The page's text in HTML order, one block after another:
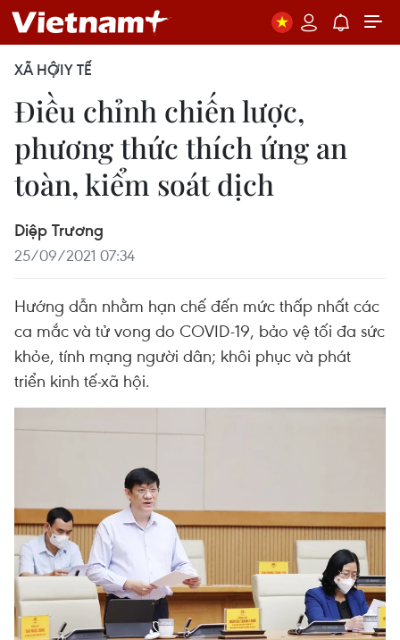
XÃ HỘIY TẾ
Điều chỉnh chiến lược,
phương thức thích ứng an
toàn, kiểm soát dịch
Diệp Trương
25/09/2021 07:34
Hướng dẫn nhằm hạn chế đến mức thấp nhất các
ca mắc và tử vong do COVID-19, bảo vệ tối đa sức
khỏe, tính mạng người dân; khôi phục và phát
triển kinh tế-xã hội.